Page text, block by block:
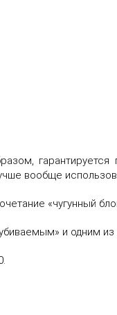
вообще
«чугунный
и одним